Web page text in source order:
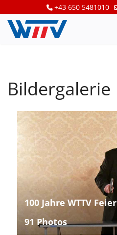
+43 650 5481010
Bildergalerie
100 Jahre WTTV Feier
91 Photos